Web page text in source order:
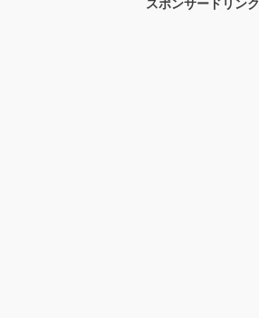
スポンサードリンク